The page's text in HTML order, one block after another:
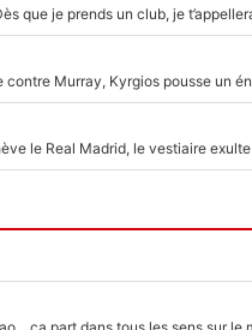
le Real Madrid, le vestiaire exulte